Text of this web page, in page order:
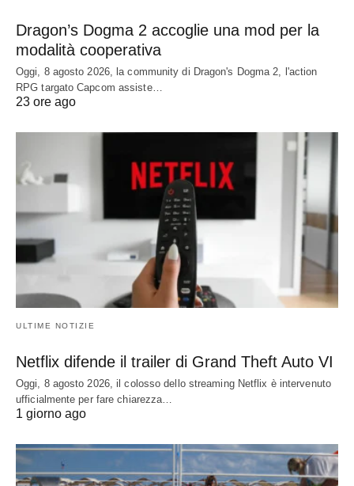
Dragon’s Dogma 2 accoglie una mod per la
modalità cooperativa
Oggi, 8 agosto 2026, la community di Dragon's Dogma 2, l'action
RPG targato Capcom assiste…
23 ore ago
ULTIME NOTIZIE
Netflix difende il trailer di Grand Theft Auto VI
Oggi, 8 agosto 2026, il colosso dello streaming Netflix è intervenuto
ufficialmente per fare chiarezza…
1 giorno ago